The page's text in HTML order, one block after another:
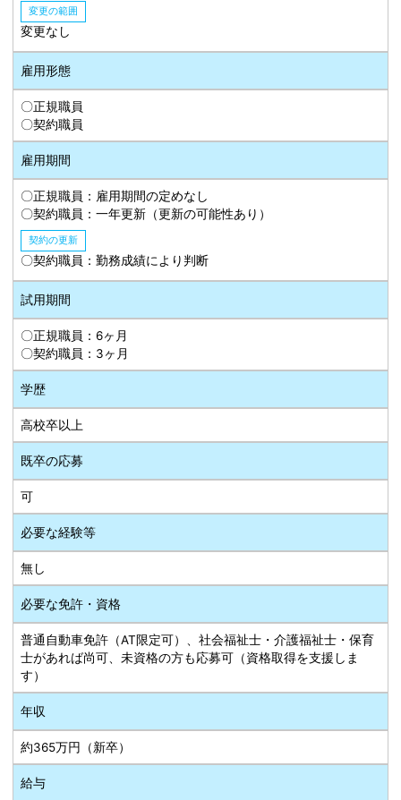
変更の範囲
変更なし
雇用形態
〇正規職員
〇契約職員
雇用期間
〇正規職員：雇用期間の定めなし
〇契約職員：一年更新（更新の可能性あり）
契約の更新
〇契約職員：勤務成績により判断
試用期間
〇正規職員：6ヶ月
〇契約職員：3ヶ月
学歴
高校卒以上
既卒の応募
可
必要な経験等
無し
必要な免許・資格
普通自動車免許（AT限定可）、社会福祉士・介護福祉士・保育
士があれば尚可、未資格の方も応募可（資格取得を支援しま
す）
年収
約365万円（新卒）
給与